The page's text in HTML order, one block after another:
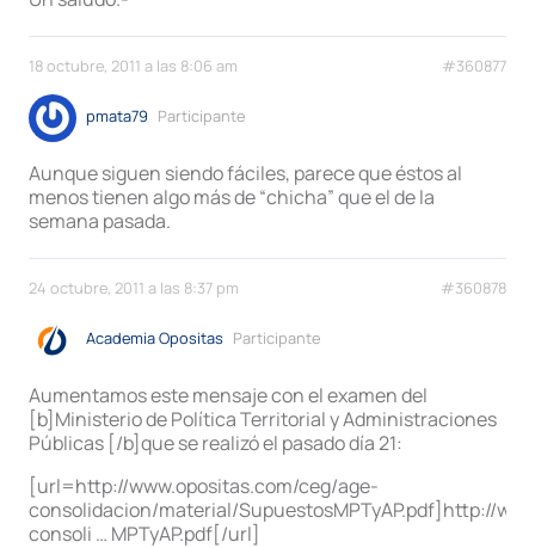
18 octubre, 2011 a las 8:06 am #360877
pmata79 Participante
Aunque siguen siendo fáciles, parece que éstos al
menos tienen algo más de “chicha” que el de la
semana pasada.
24 octubre, 2011 a las 8:37 pm #360878
Academia Opositas Participante
Aumentamos este mensaje con el examen del
[b]Ministerio de Política Territorial y Administraciones
Públicas [/b]que se realizó el pasado día 21:
[url=http://www.opositas.com/ceg/age-
consolidacion/material/SupuestosMPTyAP.pdf]http://
consoli … MPTyAP.pdf[/url]